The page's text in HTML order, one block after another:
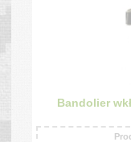
Bandolier